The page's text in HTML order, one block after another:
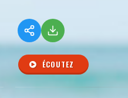
ÉCOUTEZ